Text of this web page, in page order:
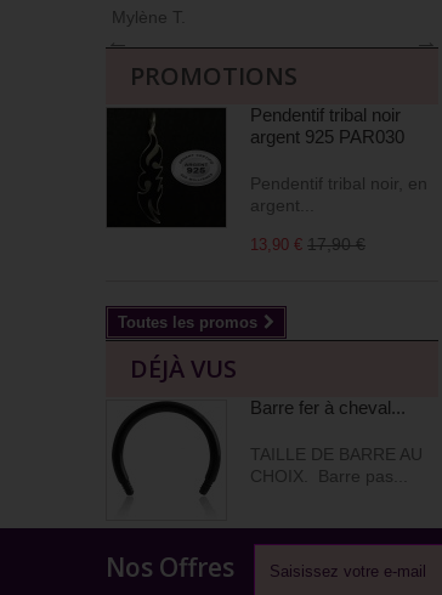
Mylène T.
→
←
PROMOTIONS
Pendentif tribal noir
argent 925 PAR030
Pendentif tribal noir, en
argent...
13,90 € 17,90 €
Toutes les promos
DÉJÀ VUS
Barre fer à cheval...
TAILLE DE BARRE AU
CHOIX. Barre pas...
Nos Offres